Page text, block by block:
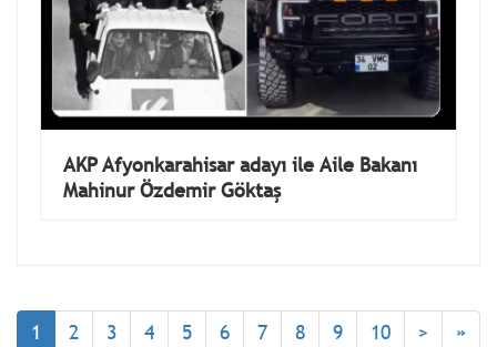
AKP Afyonkarahisar adayı ile Aile Bakanı
Mahinur Özdemir Göktaş
1 2 3 4 5 6 7 8 9 10 > »